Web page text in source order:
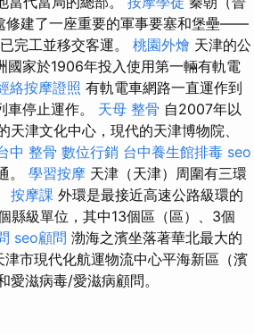
修建了一座重要的軍事要塞和堡壘——
完工並移交客運。 桃園外燴 天津的公
國家於1906年投入使用第一輛有軌電
絡按摩證照 有軌電車網路一直運作到
車停止運作。 天母 整骨 自2007年以
津文化中心，現代的天津博物院、
中 整骨 數位行銷 台中養生館排毒 seo
。 學習按摩 天津（天津）周圍有三環
按摩課 外環是最接近高速公路級環的
縣級單位，其中13個區（區）、3個
seo顧問 渤海之濱坐落著華北最大的
津市現代化航運物流中心平海新區（濱
滋病毒/愛滋病顧問。